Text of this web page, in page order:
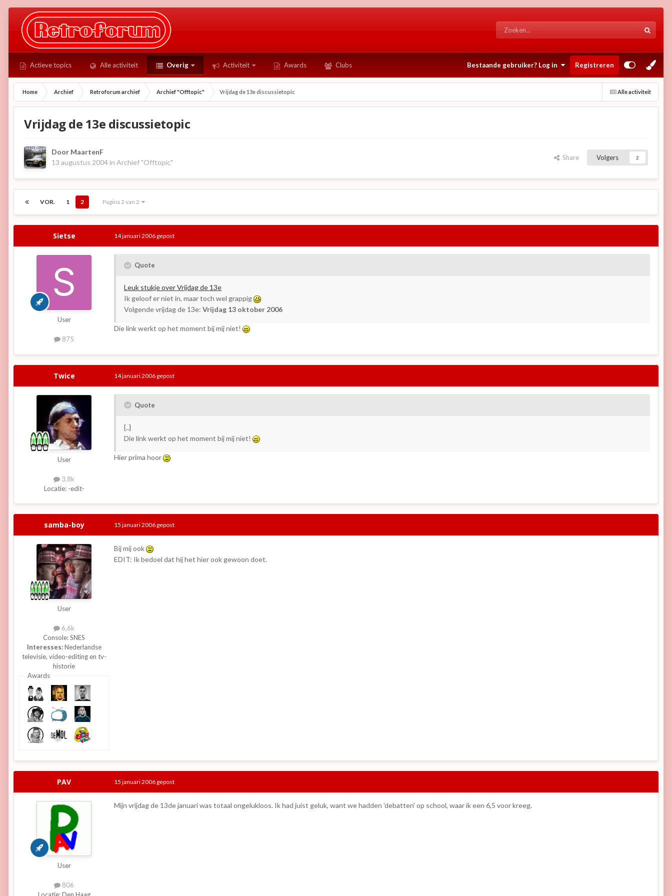
Actieve topics Alle activiteit Overig Activiteit Awards Clubs Bestaande gebruiker? Log in Registreren
Alle activiteit
Home Archief Retroforum archief Archief "Offtopic" Vrijdag de 13e discussietopic
Vrijdag de 13e discussietopic
Door MaartenF
13 augustus 2004 in Archief "Offtopic"
Share Volgers 2
VOR. 1 2 Pagina 2 van 2
Sietse
User
875
14 januari 2006 gepost
Quote
Leuk stukje over Vrijdag de 13e
Ik geloof er niet in, maar toch wel grappig
Volgende vrijdag de 13e: Vrijdag 13 oktober 2006
Die link werkt op het moment bij mij niet!
Twice
User
3,8k
Locatie: -edit-
14 januari 2006 gepost
Quote
[..]
Die link werkt op het moment bij mij niet!
Hier prima hoor
samba-boy
User
6,6k
Console:SNES
Interesses:Nederlandse
televisie, video-editing en tv-
historie
Awards
15 januari 2006 gepost
Bij mij ook
EDIT: Ik bedoel dat hij het hier ook gewoon doet.
PAV
User
806
Locatie:Den Haag
15 januari 2006 gepost
Mijn vrijdag de 13de januari was totaal ongelukloos. Ik had juist geluk, want we hadden 'debatten' op school, waar ik een 6,5 voor kreeg.